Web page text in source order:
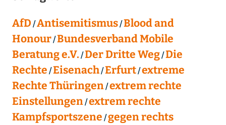
AfD Antisemitismus Blood and
Honour Bundesverband Mobile
Beratung e.V. Der Dritte Weg Die
Rechte Eisenach Erfurt extreme
Rechte Thüringen extrem rechte
Einstellungen extrem rechte
Kampfsportszene gegen rechts